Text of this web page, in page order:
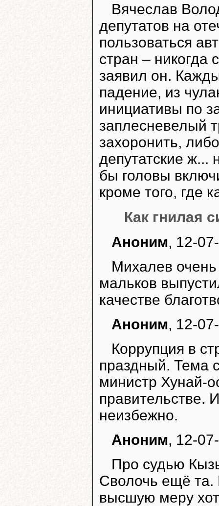
Вячеслав
депутатов на
пользоваться
стран – никогда
заявил он.
падение, из
инициативы по
заплесневелый
захоронить,
депутатские ж...
бы головы
кроме того, где
Как гнилая
Аноним, 12-
Михалев
мальков
качестве
Аноним, 12-
Коррупция в
праздный. Тема
министр Хунай-
правительстве.
неизбежно.
Аноним, 12-
Про судью
Сволочь ещё та.
высшую меру